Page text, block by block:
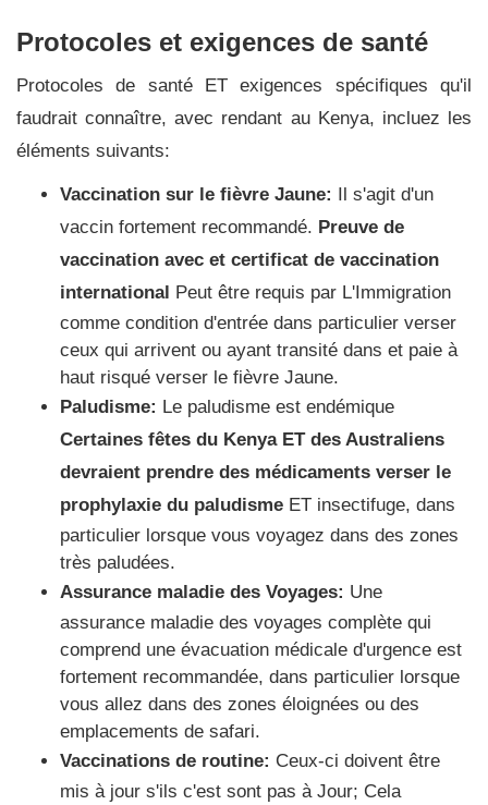
Protocoles et exigences de santé
Protocoles de santé ET exigences spécifiques qu'il
faudrait connaître, avec rendant au Kenya, incluez les
éléments suivants:
Vaccination sur le fièvre Jaune: Il s'agit d'un
vaccin fortement recommandé. Preuve de
vaccination avec et certificat de vaccination
international Peut être requis par L'Immigration
comme condition d'entrée dans particulier verser
ceux qui arrivent ou ayant transité dans et paie à
haut risqué verser le fièvre Jaune.
Paludisme: Le paludisme est endémique
Certaines fêtes du Kenya ET des Australiens
devraient prendre des médicaments verser le
prophylaxie du paludisme ET insectifuge, dans
particulier lorsque vous voyagez dans des zones
très paludées.
Assurance maladie des Voyages: Une
assurance maladie des voyages complète qui
comprend une évacuation médicale d'urgence est
fortement recommandée, dans particulier lorsque
vous allez dans des zones éloignées ou des
emplacements de safari.
Vaccinations de routine: Ceux-ci doivent être
mis à jour s'ils c'est sont pas à Jour; Cela